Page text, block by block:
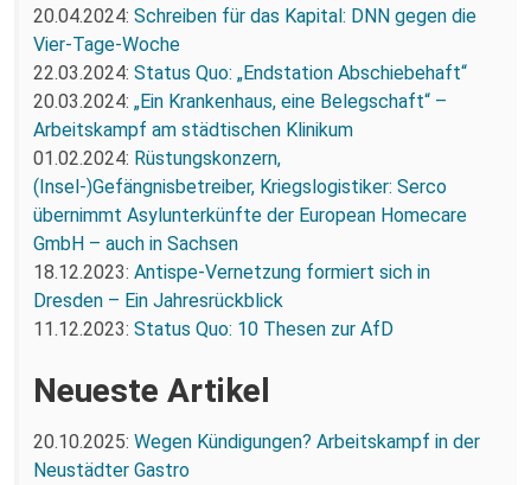
20.04.2024: Schreiben für das Kapital: DNN gegen die
Vier-Tage-Woche
22.03.2024: Status Quo: „Endstation Abschiebehaft“
20.03.2024: „Ein Krankenhaus, eine Belegschaft“ –
Arbeitskampf am städtischen Klinikum
01.02.2024: Rüstungskonzern,
(Insel-)Gefängnisbetreiber, Kriegslogistiker: Serco
übernimmt Asylunterkünfte der European Homecare
GmbH – auch in Sachsen
18.12.2023: Antispe-Vernetzung formiert sich in
Dresden – Ein Jahresrückblick
11.12.2023: Status Quo: 10 Thesen zur AfD
Neueste Artikel
20.10.2025: Wegen Kündigungen? Arbeitskampf in der
Neustädter Gastro